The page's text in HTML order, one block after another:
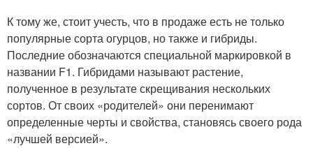
К тому же, стоит учесть, что в продаже есть не только
популярные сорта огурцов, но также и гибриды.
Последние обозначаются специальной маркировкой в
названии F1. Гибридами называют растение,
полученное в результате скрещивания нескольких
сортов. От своих «родителей» они перенимают
определенные черты и свойства, становясь своего рода
«лучшей версией».